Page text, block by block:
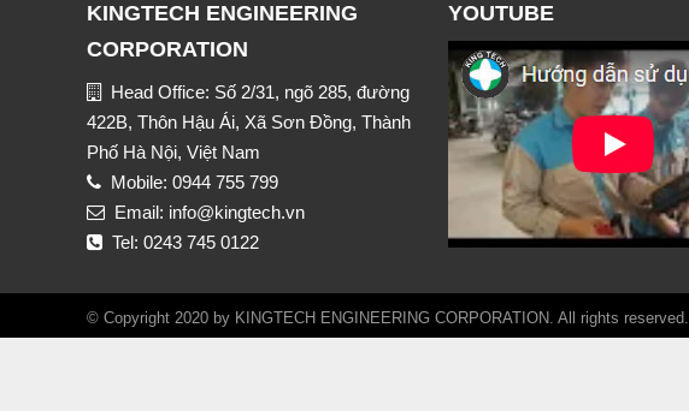
KINGTECH ENGINEERING
CORPORATION
Head Office: Số 2/31, ngõ 285, đường
422B, Thôn Hậu Ái, Xã Sơn Đồng, Thành
Phố Hà Nội, Việt Nam
Mobile: 0944 755 799
Email: info@kingtech.vn
Tel: 0243 745 0122
YOUTUBE
© Copyright 2020 by KINGTECH ENGINEERING CORPORATION. All rights reserved.